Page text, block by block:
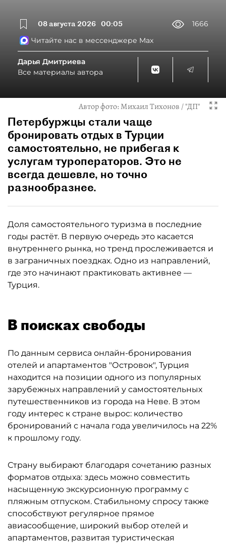
08 августа 2026 00:05
1666
Читайте нас в мессенджере Max
Дарья Дмитриева
Все материалы автора
Автор фото:Михаил Тихонов / "ДП"
Петербуржцы стали чаще
бронировать отдых в Турции
самостоятельно, не прибегая к
услугам туроператоров. Это не
всегда дешевле, но точно
разнообразнее.
Доля самостоятельного туризма в последние
годы растёт. В первую очередь это касается
внутреннего рынка, но тренд прослеживается и
в заграничных поездках. Одно из направлений,
где это начинают практиковать активнее —
Турция.
В поисках свободы
По данным сервиса онлайн-бронирования
отелей и апартаментов "Островок", Турция
находится на позиции одного из популярных
зарубежных направлений у самостоятельных
путешественников из города на Неве. В этом
году интерес к стране вырос: количество
бронирований с начала года увеличилось на 22%
к прошлому году.
Страну выбирают благодаря сочетанию разных
форматов отдыха: здесь можно совместить
насыщенную экскурсионную программу с
пляжным отпуском. Стабильному спросу также
способствуют регулярное прямое
авиасообщение, широкий выбор отелей и
апартаментов, развитая туристическая